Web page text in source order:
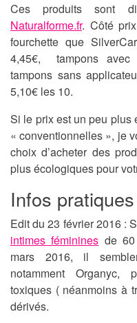
Ces produits sont
Naturalforme.fr. Côté
fourchette que
4,45€, tampons avec
tampons sans
5,10€ les 10.
Si le prix est un peu plus
« conventionnelles », je
choix d’acheter des
plus écologiques pour
Infos pratiques
Edit du 23 février 2016 :
intimes féminines de
mars 2016, il
notamment Organyc,
toxiques ( néanmoins à
dérivés.